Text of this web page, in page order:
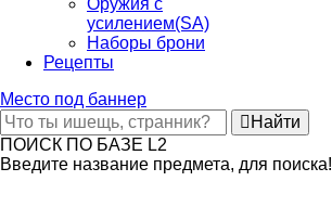
Оружия с
усилением(SA)
Наборы брони
Рецепты
Место под баннер
Найти
ПОИСК ПО БАЗЕ L2
Введите название предмета, для поиска!